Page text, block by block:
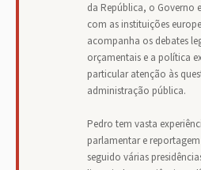
da República, o Governo
com as instituições
acompanha os debates
orçamentais e a política
particular atenção às
administração pública.
Pedro tem vasta
parlamentar e
seguido várias